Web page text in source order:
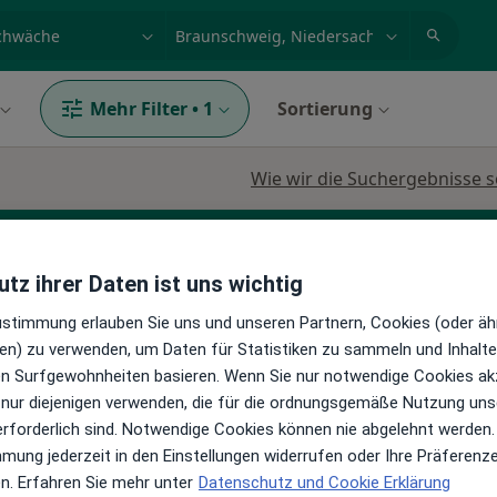
Mehr Filter • 1 Sortierung
Wie wir die Suchergebnisse
Heute
8 Aug
Morgen
9 Aug
Mo,
10 Aug
Di,
11 Aug
ihrer Daten ist uns wichtig
erlauben Sie uns und unseren Partnern, Cookies (oder
zu verwenden, um Daten für Statistiken zu sammeln und
Surfgewohnheiten basieren. Wenn Sie nur notwendige Cookies
diejenigen verwenden, die für die ordnungsgemäße Nutzung
sind. Notwendige Cookies können nie abgelehnt werden.
jederzeit in den Einstellungen widerrufen oder Ihre
Erfahren Sie mehr unter Datenschutz und Cookie Erklärung